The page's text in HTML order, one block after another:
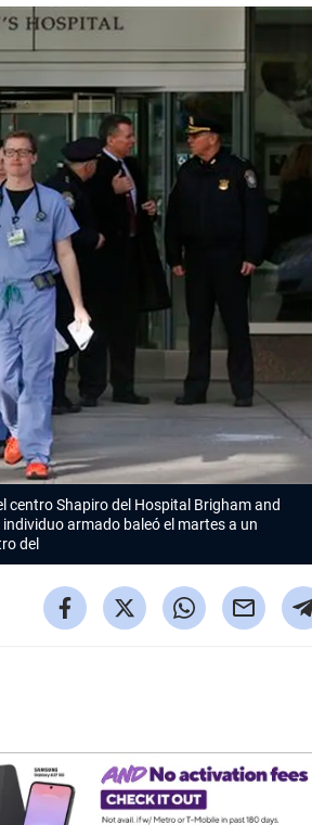
centro Shapiro del Hospital Brigham and
armado baleó el martes a un
del